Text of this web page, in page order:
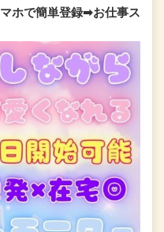
ホで簡単登録➡お仕事ス